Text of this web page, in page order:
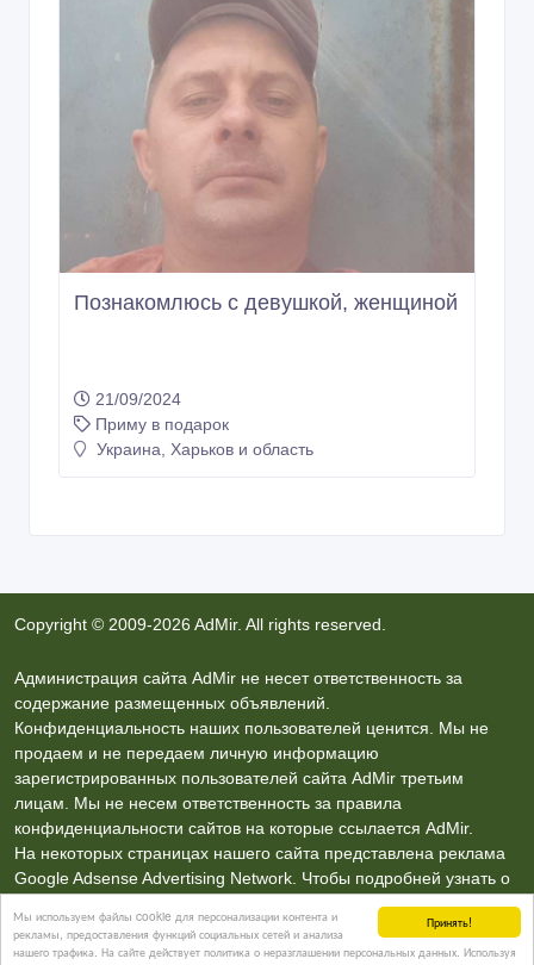
Принять!
Мы используем файлы cookie для персонализации контента и
рекламы, предоставления функций социальных сетей и анализа
нашего трафика. На сайте действует политика о неразглашении персональных данных. Используя
Познакомлюсь с девушкой, женщиной
21/09/2024
Приму в подарок
Украина, Харьков и область
Copyright © 2009-2026 AdMir. All rights reserved.
Администрация сайта AdMir не несет ответственность за
содержание размещенных объявлений.
Конфиденциальность наших пользователей ценится. Мы не
продаем и не передаем личную информацию
зарегистрированных пользователей сайта AdMir третьим
лицам. Мы не несем ответственность за правила
конфиденциальности сайтов на которые ссылается AdMir.
На некоторых страницах нашего сайта представлена реклама
Google Adsense Advertising Network. Чтобы подробней узнать о
нажмите тут.